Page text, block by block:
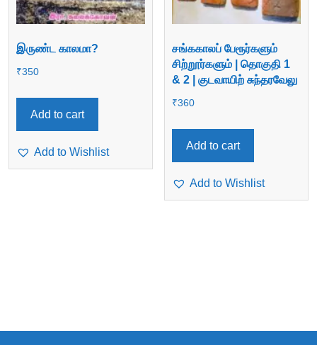
இருண்ட காலமா?
₹350
Add to cart
Add to Wishlist
சங்ககாலப் பேரூர்களும்
சிற்றூர்களும் | தொகுதி 1
& 2 | குடவாயிற் சுந்தரவேலு
₹360
Add to cart
Add to Wishlist